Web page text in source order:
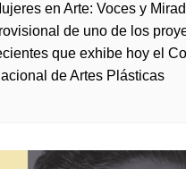
en Arte: Voces y
de uno de los
que exhibe hoy el
de Artes Plásticas